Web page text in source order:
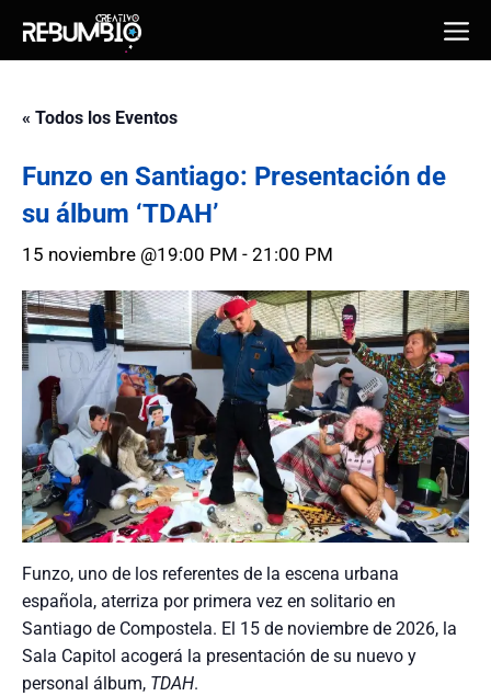
contenido
« Todos los Eventos
Funzo en Santiago: Presentación de
su álbum ‘TDAH’
15 noviembre @19:00 PM - 21:00 PM
Funzo, uno de los referentes de la escena urbana
española, aterriza por primera vez en solitario en
Santiago de Compostela. El 15 de noviembre de 2026, la
Sala Capitol acogerá la presentación de su nuevo y
personal álbum, TDAH.